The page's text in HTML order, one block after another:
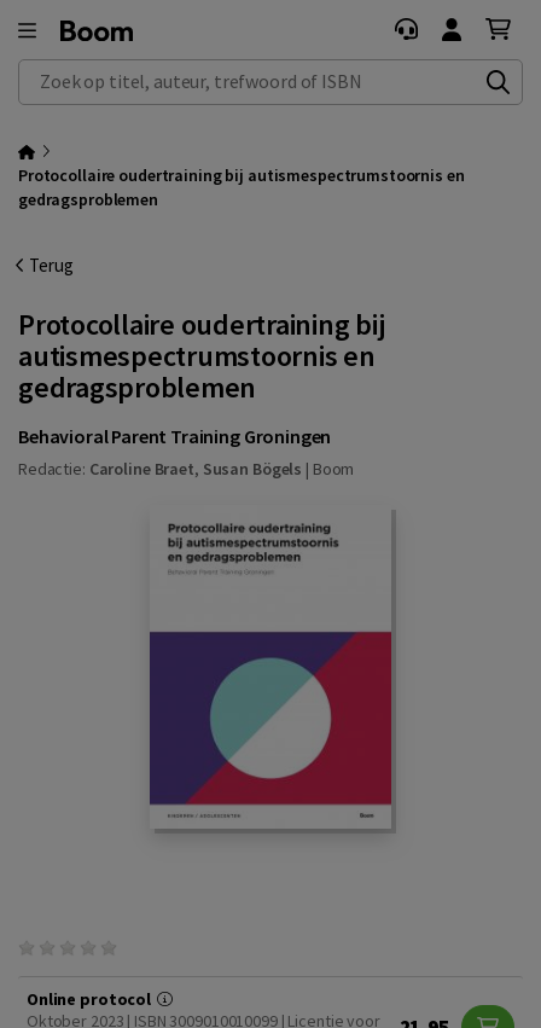
Zoek op titel, auteur, trefwoord of ISBN
Protocollaire oudertraining bij autismespectrumstoornis en
gedragsproblemen
Terug
Protocollaire oudertraining bij
autismespectrumstoornis en
gedragsproblemen
Behavioral Parent Training Groningen
Redactie: Caroline Braet, Susan Bögels | Boom
Online protocol
Oktober 2023 | ISBN 3009010010099 | Licentie voor